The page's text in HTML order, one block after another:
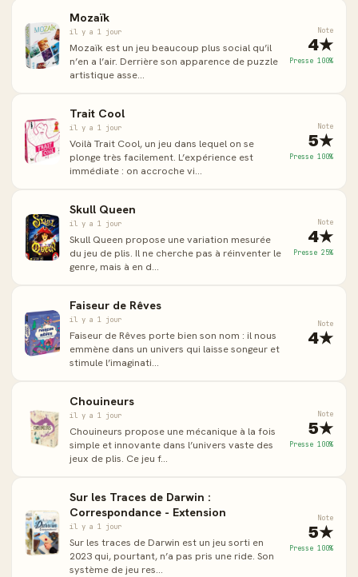
Mozaïk
il y a 1 jour
Mozaïk est un jeu beaucoup plus social qu’il
n’en a l’air. Derrière son apparence de puzzle
artistique asse...
Note
4★
Presse 100%
Trait Cool
il y a 1 jour
Voilà Trait Cool, un jeu dans lequel on se
plonge très facilement. L’expérience est
immédiate : on accroche vi...
Note
5★
Presse 100%
Skull Queen
il y a 1 jour
Skull Queen propose une variation mesurée
du jeu de plis. Il ne cherche pas à réinventer le
genre, mais à en d...
Note
4★
Presse 25%
Faiseur de Rêves
il y a 1 jour
Faiseur de Rêves porte bien son nom : il nous
emmène dans un univers qui laisse songeur et
stimule l’imaginati...
Note
4★
Chouineurs
il y a 1 jour
Chouineurs propose une mécanique à la fois
simple et innovante dans l’univers vaste des
jeux de plis. Ce jeu f...
Note
5★
Presse 100%
Sur les Traces de Darwin :
Correspondance - Extension
il y a 1 jour
Sur les traces de Darwin est un jeu sorti en
2023 qui, pourtant, n’a pas pris une ride. Son
système de jeu res...
Note
5★
Presse 100%